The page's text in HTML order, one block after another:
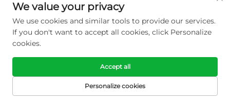
Телефон
+86-13958422291
We value your privacy
We use cookies and similar tools to provide our services.
If you don't want to accept all cookies, click Personalize
cookies.
Personalize cookies
Accept all